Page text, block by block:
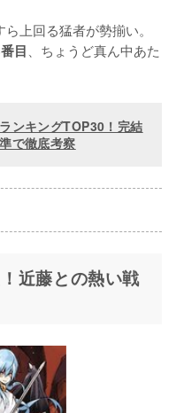
上回る猛者が勢揃い。
目 、ちょうど真ん中あた
ンキングTOP30！完結
で徹底考察
近藤との熱い戦